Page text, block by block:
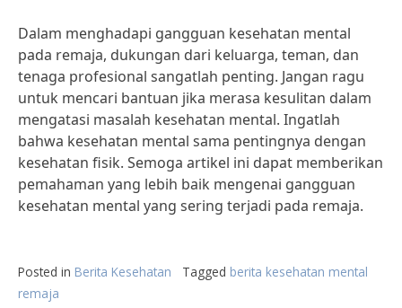
Dalam menghadapi gangguan kesehatan mental
pada remaja, dukungan dari keluarga, teman, dan
tenaga profesional sangatlah penting. Jangan ragu
untuk mencari bantuan jika merasa kesulitan dalam
mengatasi masalah kesehatan mental. Ingatlah
bahwa kesehatan mental sama pentingnya dengan
kesehatan fisik. Semoga artikel ini dapat memberikan
pemahaman yang lebih baik mengenai gangguan
kesehatan mental yang sering terjadi pada remaja.
Posted in Berita Kesehatan Tagged berita kesehatan mental
remaja